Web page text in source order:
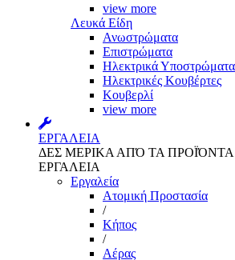
view more
Λευκά Είδη
Ανωστρώματα
Επιστρώματα
Ηλεκτρικά Υποστρώματα
Ηλεκτρικές Κουβέρτες
Κουβερλί
view more
ΕΡΓΑΛΕΙΑ
ΔΕΣ ΜΕΡΙΚΑ ΑΠΌ ΤΑ
ΕΡΓΑΛΕΙΑ
Εργαλεία
Aτομική Προστασία
/
Kήπος
/
Αέρας